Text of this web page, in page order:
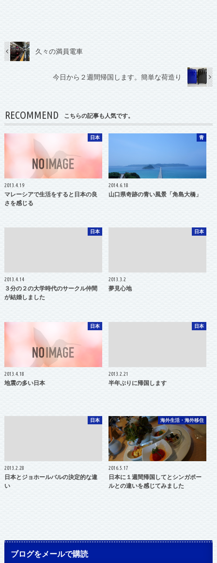
久々の満員電車
今日から２週間帰国します。簡単な荷造り
RECOMMEND こちらの記事も人気です。
日本
2013.4.19
マレーシアで生活をすると日本の良
さを感じる
青
2014.6.18
山口県奇跡の青い風景「角島大橋」
日本
2013.4.14
３分の２の大学時代のサークル仲間
が結婚しました
日本
2013.3.2
夢見心地
日本
2013.4.18
地震の多い日本
日本
2013.2.21
半年ぶりに帰国します
日本
2013.2.28
日本とジョホールバルの決定的な違
い
海外生活・海外移住
2016.5.17
日本に１週間帰国してとシンガポー
ルとの違いを感じてみました
ブログをメールで購読